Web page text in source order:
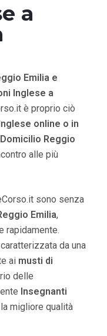
a
Emilia e
Inglese a
è proprio ciò
online o in
Domicilio Reggio
alle più
sono senza
Emilia,
rapidamente.
da una
ai musti di
delle
Insegnanti
migliore qualità